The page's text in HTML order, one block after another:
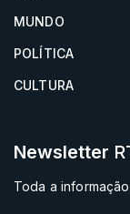
MUNDO
POLÍTICA
CULTURA
Newsletter
Toda a